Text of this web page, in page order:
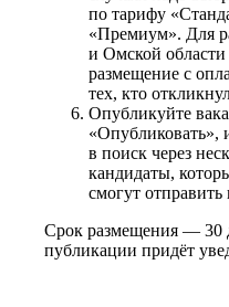
по тарифу
«Премиум». Для
и Омской области
размещение с
тех, кто
Опубликуйте
«Опубликовать»,
в поиск через
кандидаты,
смогут
Срок размещения — 30
публикации придёт